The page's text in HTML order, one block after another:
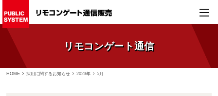
リモコンゲート通信
HOME 採用に関するお知らせ 2023年 5月